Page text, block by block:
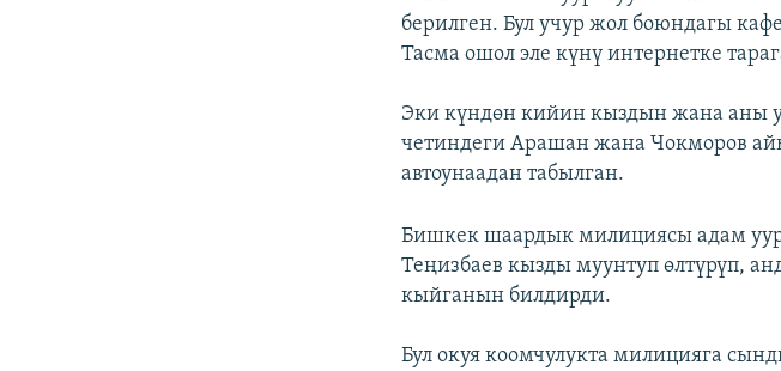
берилген. Бул учур жол боюндагы
Тасма ошол эле күнү интернетке
Эки күндөн кийин кыздын жана аны
четиндеги Арашан жана Чокморов
автоунаадан табылган.
Бишкек шаардык милициясы адам
Теңизбаев кызды муунтуп өлтүрүп,
кыйганын билдирди.
Бул окуя коомчулукта милицияга